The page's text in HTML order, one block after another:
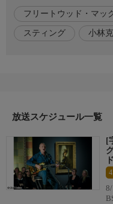
ァンはもちろんJポップ世
デオから最新ヒットまで
＜番組ホームページはこち
制作
【オープニングテーマ曲
（Don't Worry Baby）」／
【制作著作】BS朝日
フリートウッド・マッ
スティング 小林
放送スケジュール一覧
[